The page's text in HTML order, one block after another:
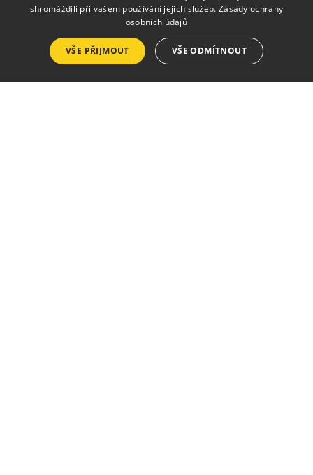
Půjčovna krojů a kostýmů
Zpravodaj
shromáždili při vašem používání jejich služeb. Zásady ochrany
osobních údajů
VŠE PŘIJMOUT VŠE ODMÍTNOUT